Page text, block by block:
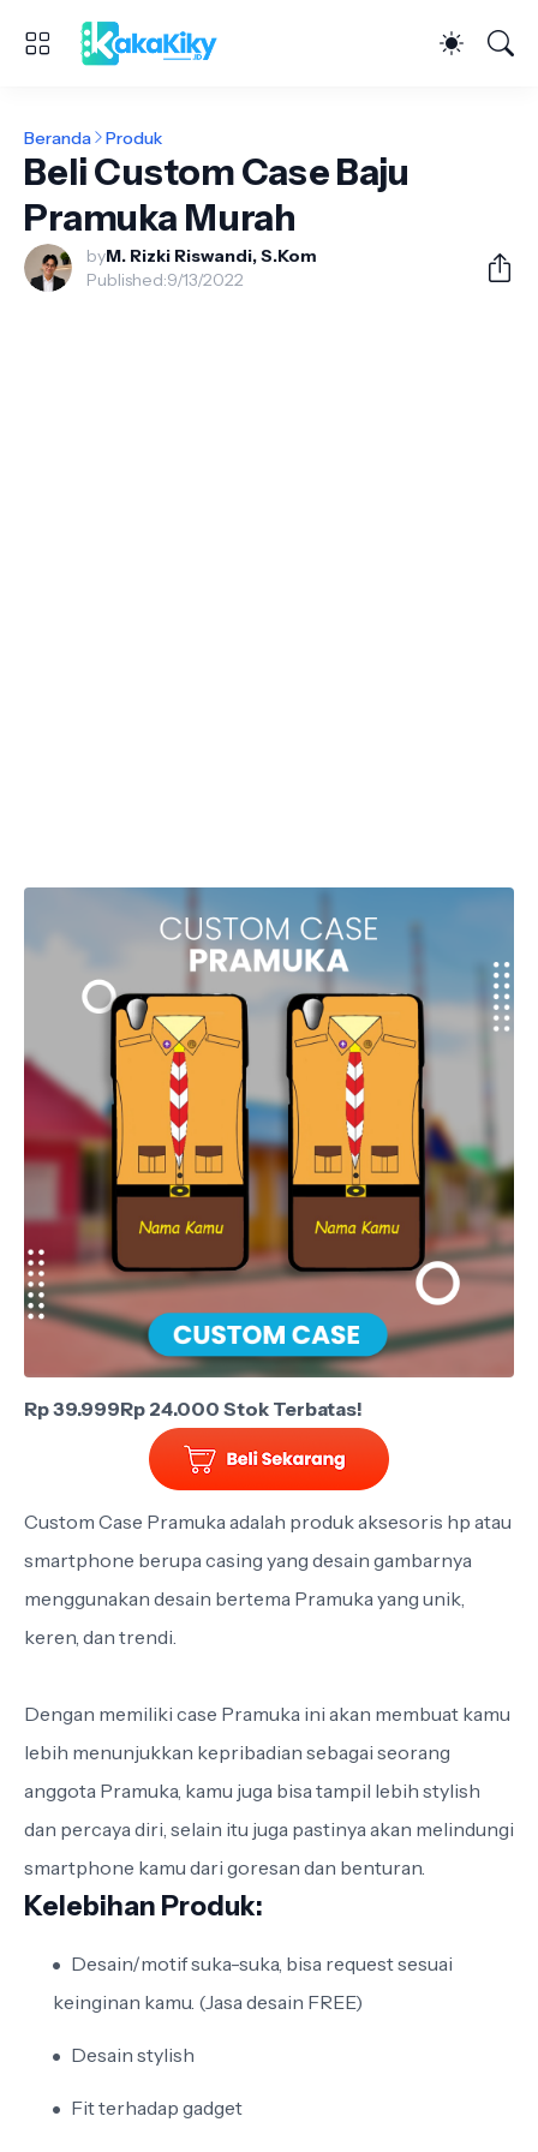
Beranda Produk
Beli Custom Case Baju
Pramuka Murah
byM. Rizki Riswandi, S.Kom
Published:9/13/2022
Rp 39.999Rp 24.000 Stok Terbatas!
Custom Case Pramuka adalah produk aksesoris hp atau
smartphone berupa casing yang desain gambarnya
menggunakan desain bertema Pramuka yang unik,
keren, dan trendi.
Dengan memiliki case Pramuka ini akan membuat kamu
lebih menunjukkan kepribadian sebagai seorang
anggota Pramuka, kamu juga bisa tampil lebih stylish
dan percaya diri, selain itu juga pastinya akan melindungi
smartphone kamu dari goresan dan benturan.
Kelebihan Produk:
Desain/motif suka-suka, bisa request sesuai
keinginan kamu. (Jasa desain FREE)
Desain stylish
Fit terhadap gadget